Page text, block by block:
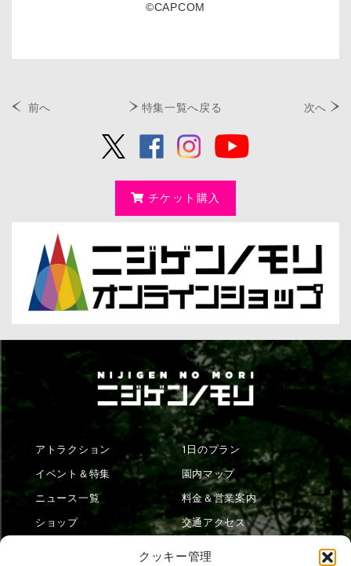
クッキー管理
©CAPCOM
前へ 特集一覧へ戻る 次へ
チケット購入
アトラクション
イベント＆特集
ニュース一覧
ショップ
1日のプラン
園内マップ
料金＆営業案内
交通アクセス